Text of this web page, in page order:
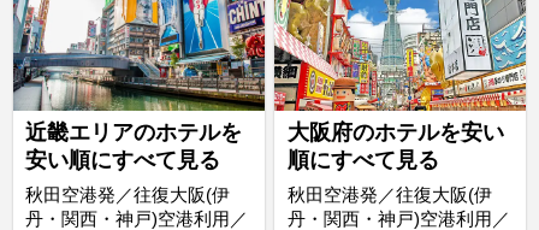
近畿エリアのホテルを
安い順にすべて見る
秋田空港発／往復大阪(伊
丹・関西・神戸)空港利用／
大阪府のホテルを安い
順にすべて見る
秋田空港発／往復大阪(伊
丹・関西・神戸)空港利用／